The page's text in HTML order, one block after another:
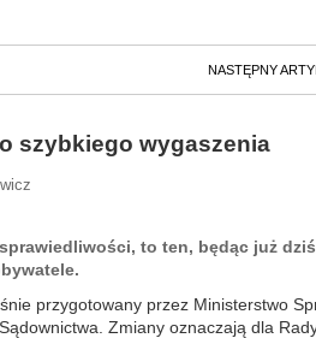
NASTĘPNY
szybkiego wygaszenia
to ten, będąc już
przygotowany przez Ministerstwo
Zmiany oznaczają dla